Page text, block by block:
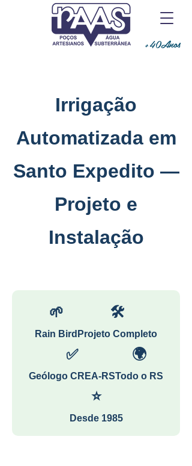
+40Anos
Irrigação
Automatizada em
Santo Expedito —
Projeto e
Instalação
🌱
Rain Bird
🛠
Projeto Completo
✅
Geólogo CREA-RS
🌍
Todo o RS
⭐
Desde 1985